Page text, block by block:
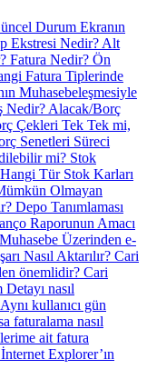
Durum Ekranın
Ekstresi Nedir? Alt
Fatura Nedir? Ön
Fatura Tiplerinde
Muhasebeleşmesiyle
Nedir? Alacak/Borç
Çekleri Tek Tek mi,
Senetleri Süreci
mi? Stok
Hangi Tür Stok Karları
Olmayan
Depo Tanımlaması
Raporunun Amacı
Üzerinden e-
Nasıl Aktarılır? Cari
önemlidir? Cari
nasıl
Aynı kullanıcı gün
faturalama nasıl
ait fatura
Explorer’ın